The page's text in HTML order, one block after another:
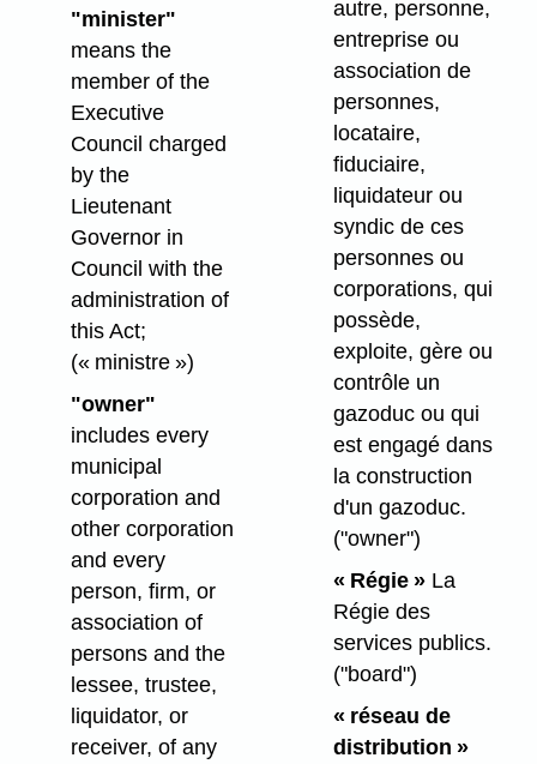
"minister"
means the
member of the
Executive
Council charged
by the
Lieutenant
Governor in
Council with the
administration of
this Act;
(« ministre »)
"owner"
includes every
municipal
corporation and
other corporation
and every
person, firm, or
association of
persons and the
lessee, trustee,
liquidator, or
receiver, of any
autre, personne,
entreprise ou
association de
personnes,
locataire,
fiduciaire,
liquidateur ou
syndic de ces
personnes ou
corporations, qui
possède,
exploite, gère ou
contrôle un
gazoduc ou qui
est engagé dans
la construction
d'un gazoduc.
("owner")
« Régie »La
Régie des
services publics.
("board")
« réseau de
distribution »